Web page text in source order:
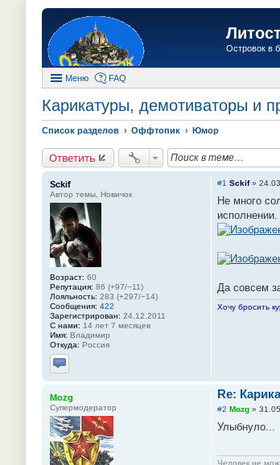
Островок в
Меню FAQ
Карикатуры, демотиваторы и
Список разделов Оффтопик Юмор
Ответить
Sckif
Автор темы, Новичок
Возраст: 60
Репутация: 86 (+97/−11)
Лояльность: 283 (+297/−14)
Сообщения: 422
Зарегистрирован: 24.12.2011
С нами: 14 лет 7 месяцев
Имя: Владимир
Откуда: Россия
Отправить личное сообщение
#1 Sckif»
Не много
исполнении.
Да совсем
Хочу бросить
Mozg
Супермодератор
Re:
#2 Mozg »
Улыбнуло...
Человек не